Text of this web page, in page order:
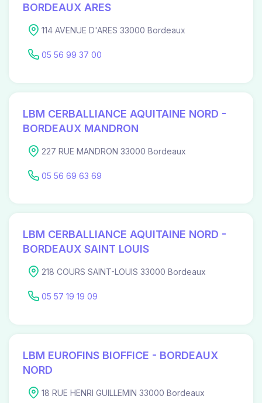
BORDEAUX ARES
114 AVENUE D'ARES 33000 Bordeaux
05 56 99 37 00
LBM CERBALLIANCE AQUITAINE NORD -
BORDEAUX MANDRON
227 RUE MANDRON 33000 Bordeaux
05 56 69 63 69
LBM CERBALLIANCE AQUITAINE NORD -
BORDEAUX SAINT LOUIS
218 COURS SAINT-LOUIS 33000 Bordeaux
05 57 19 19 09
LBM EUROFINS BIOFFICE - BORDEAUX
NORD
18 RUE HENRI GUILLEMIN 33000 Bordeaux